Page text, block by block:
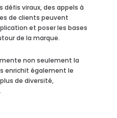
viraux, des appels à
de clients peuvent
et poser les bases
de la marque.
non seulement la
enrichit également le
de diversité,